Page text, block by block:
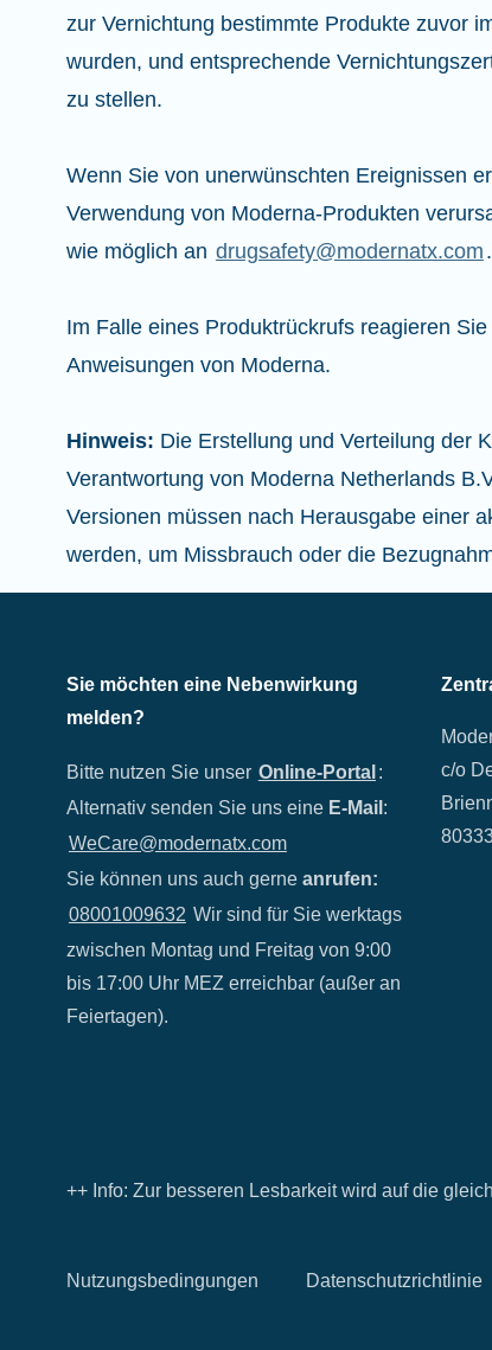
zur Vernichtung bestimmte Produkte zuvor
wurden, und entsprechende
zu stellen.
Wenn Sie von unerwünschten Ereignissen
Verwendung von Moderna-Produkten
wie möglich an drugsafety@modernatx.com .
Im Falle eines Produktrückrufs reagieren
Anweisungen von Moderna.
Hinweis: Die Erstellung und Verteilung der
Verantwortung von Moderna Netherlands
Versionen müssen nach Herausgabe einer
werden, um Missbrauch oder die
Sie möchten eine Nebenwirkung
melden?
Bitte nutzen Sie unser Online-Portal :
Alternativ senden Sie uns eine E-Mail :
WeCare@modernatx.com
Sie können uns auch gerne anrufen:
08001009632 Wir sind für Sie werktags
zwischen Montag und Freitag von 9:00
bis 17:00 Uhr MEZ erreichbar (außer an
Feiertagen).
c/o
++ Info: Zur besseren Lesbarkeit wird auf die
Nutzungsbedingungen Datenschutzrichtlinie